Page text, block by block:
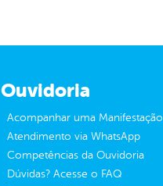
Ouvidoria
Acompanhar uma Manifestação
Atendimento via WhatsApp
Competências da Ouvidoria
Dúvidas? Acesse o FAQ